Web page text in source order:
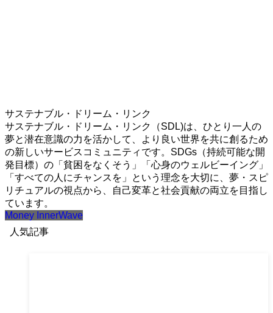
サステナブル・ドリーム・リンク
サステナブル・ドリーム・リンク（SDL)は、ひとり一人の
夢と潜在意識の力を活かして、より良い世界を共に創るため
の新しいサービスコミュニティです。SDGs（持続可能な開
発目標）の「貧困をなくそう」「心身のウェルビーイング」
「すべての人にチャンスを」という理念を大切に、夢・スピ
リチュアルの視点から、自己変革と社会貢献の両立を目指し
ています。
Money InnerWave
人気記事